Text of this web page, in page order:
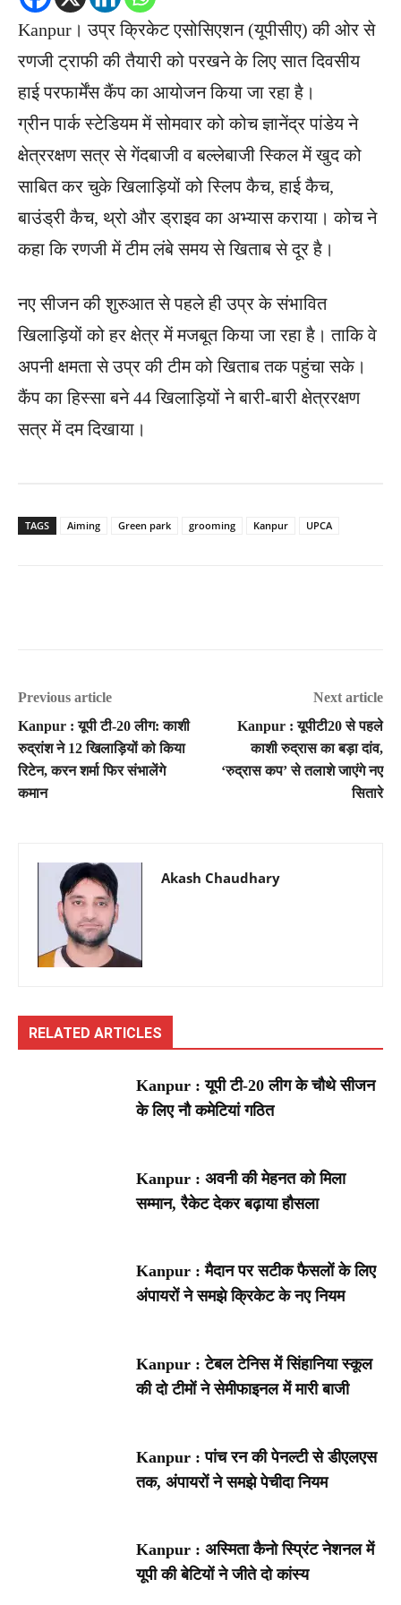
Kanpur। उप्र क्रिकेट एसोसिएशन (यूपीसीए) की ओर से
रणजी ट्राफी की तैयारी को परखने के लिए सात दिवसीय
हाई परफार्मेंस कैंप का आयोजन किया जा रहा है।
ग्रीन पार्क स्टेडियम में सोमवार को कोच ज्ञानेंद्र पांडेय ने
क्षेत्ररक्षण सत्र से गेंदबाजी व बल्लेबाजी स्किल में खुद को
साबित कर चुके खिलाड़ियों को स्लिप कैच, हाई कैच,
बाउंड्री कैच, थ्रो और ड्राइव का अभ्यास कराया। कोच ने
कहा कि रणजी में टीम लंबे समय से खिताब से दूर है।
नए सीजन की शुरुआत से पहले ही उप्र के संभावित
खिलाड़ियों को हर क्षेत्र में मजबूत किया जा रहा है। ताकि वे
अपनी क्षमता से उप्र की टीम को खिताब तक पहुंचा सके।
कैंप का हिस्सा बने 44 खिलाड़ियों ने बारी-बारी क्षेत्ररक्षण
सत्र में दम दिखाया।
TAGS Aiming Green park grooming Kanpur UPCA
Previous article
Kanpur : यूपी टी-20 लीग: काशी
रुद्रांश ने 12 खिलाड़ियों को किया
रिटेन, करन शर्मा फिर संभालेंगे
कमान
Next article
Kanpur : यूपीटी20 से पहले
काशी रुद्रास का बड़ा दांव,
‘रुद्रास कप’ से तलाशे जाएंगे नए
सितारे
Akash Chaudhary
RELATED ARTICLES
Kanpur : यूपी टी-20 लीग के चौथे सीजन
के लिए नौ कमेटियां गठित
Kanpur : अवनी की मेहनत को मिला
सम्मान, रैकेट देकर बढ़ाया हौसला
Kanpur : मैदान पर सटीक फैसलों के लिए
अंपायरों ने समझे क्रिकेट के नए नियम
Kanpur : टेबल टेनिस में सिंहानिया स्कूल
की दो टीमों ने सेमीफाइनल में मारी बाजी
Kanpur : पांच रन की पेनल्टी से डीएलएस
तक, अंपायरों ने समझे पेचीदा नियम
Kanpur : अस्मिता कैनो स्प्रिंट नेशनल में
यूपी की बेटियों ने जीते दो कांस्य